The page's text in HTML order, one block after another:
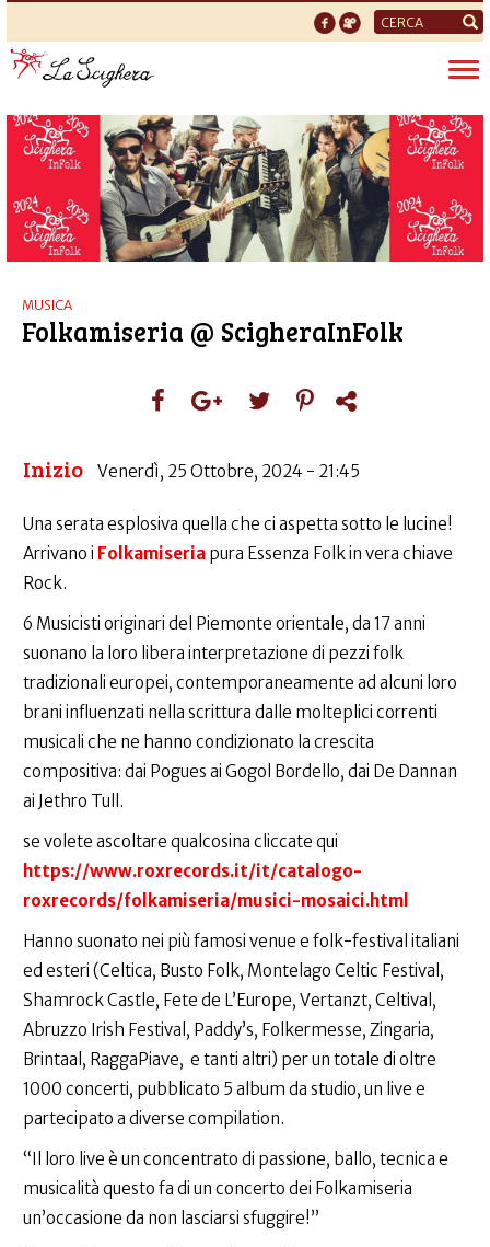
Form
di
ricerca
MUSICA
Folkamiseria @ ScigheraInFolk
Inizio Venerdì, 25 Ottobre, 2024 - 21:45
Una serata esplosiva quella che ci aspetta sotto le lucine!
Arrivano i Folkamiseria pura Essenza Folk in vera chiave
Rock.
6 Musicisti originari del Piemonte orientale, da 17 anni
suonano la loro libera interpretazione di pezzi folk
tradizionali europei, contemporaneamente ad alcuni loro
brani influenzati nella scrittura dalle molteplici correnti
musicali che ne hanno condizionato la crescita
compositiva: dai Pogues ai Gogol Bordello, dai De Dannan
ai Jethro Tull.
se volete ascoltare qualcosina cliccate qui
https://www.roxrecords.it/it/catalogo-
roxrecords/folkamiseria/musici-mosaici.html
Hanno suonato nei più famosi venue e folk-festival italiani
ed esteri (Celtica, Busto Folk, Montelago Celtic Festival,
Shamrock Castle, Fete de L’Europe, Vertanzt, Celtival,
Abruzzo Irish Festival, Paddy’s, Folkermesse, Zingaria,
Brintaal, RaggaPiave, e tanti altri) per un totale di oltre
1000 concerti, pubblicato 5 album da studio, un live e
partecipato a diverse compilation.
“Il loro live è un concentrato di passione, ballo, tecnica e
musicalità questo fa di un concerto dei Folkamiseria
un’occasione da non lasciarsi sfuggire!”